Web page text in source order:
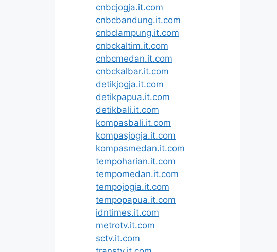
cnbcjogja.it.com
cnbcbandung.it.com
cnbclampung.it.com
cnbckaltim.it.com
cnbcmedan.it.com
cnbckalbar.it.com
detikjogja.it.com
detikpapua.it.com
detikbali.it.com
kompasbali.it.com
kompasjogja.it.com
kompasmedan.it.com
tempoharian.it.com
tempomedan.it.com
tempojogja.it.com
tempopapua.it.com
idntimes.it.com
metrotv.it.com
sctv.it.com